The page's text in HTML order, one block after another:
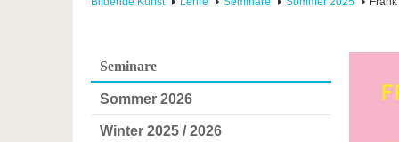
Seminare
Sommer 2026
Winter 2025 / 2026